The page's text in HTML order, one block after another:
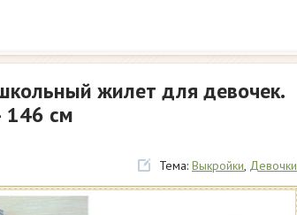
жилет для девочек.
146 см
Тема: Выкройки, Девочки